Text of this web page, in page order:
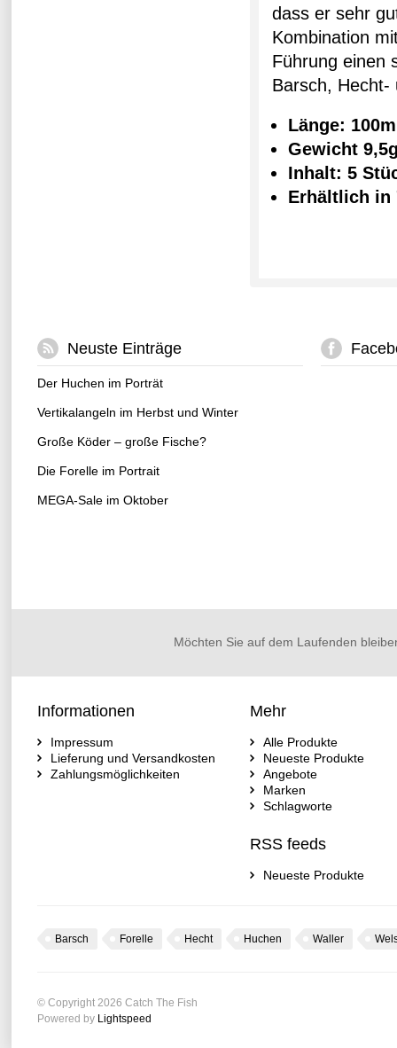
dass er sehr
Kombination
Führung einen
Barsch, Hecht-
Länge:
Gewicht
Inhalt: 5
Erhältlich in
Neuste Einträge
Der Huchen im Porträt
Vertikalangeln im Herbst und Winter
Große Köder – große Fische?
Die Forelle im Portrait
MEGA-Sale im Oktober
Möchten Sie auf dem Laufenden
Informationen
Impressum
Lieferung und Versandkosten
Zahlungsmöglichkeiten
Mehr
Alle Produkte
Neueste Produkte
Angebote
Marken
Schlagworte
RSS feeds
Neueste Produkte
Barsch Forelle Hecht Huchen Waller
© Copyright 2026 Catch The Fish
Powered by Lightspeed